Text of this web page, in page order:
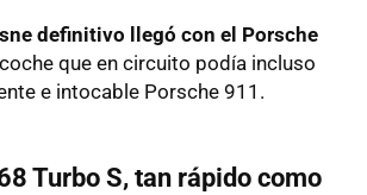
definitivo llegó con el Porsche
que en circuito podía incluso
e intocable Porsche 911.
Turbo S, tan rápido como